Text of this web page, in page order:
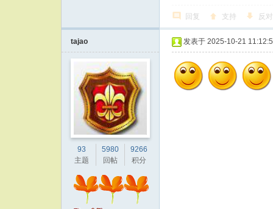
回复 支持 反对
tajao
93
主题
5980
回帖
9266
积分
发表于 2025-10-21